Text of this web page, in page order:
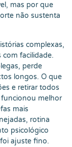
mas por que
não sustenta
complexas,
facilidade.
perde
longos. O que
e retirar todos
funcionou melhor
mais
rotina
psicológico
ajuste fino.